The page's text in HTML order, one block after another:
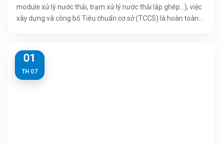
module xử lý nước thải, trạm xử lý nước thải lắp ghép...), việc
xây dựng và công bố Tiêu chuẩn cơ sở (TCCS) là hoàn toàn...
01
TH 07